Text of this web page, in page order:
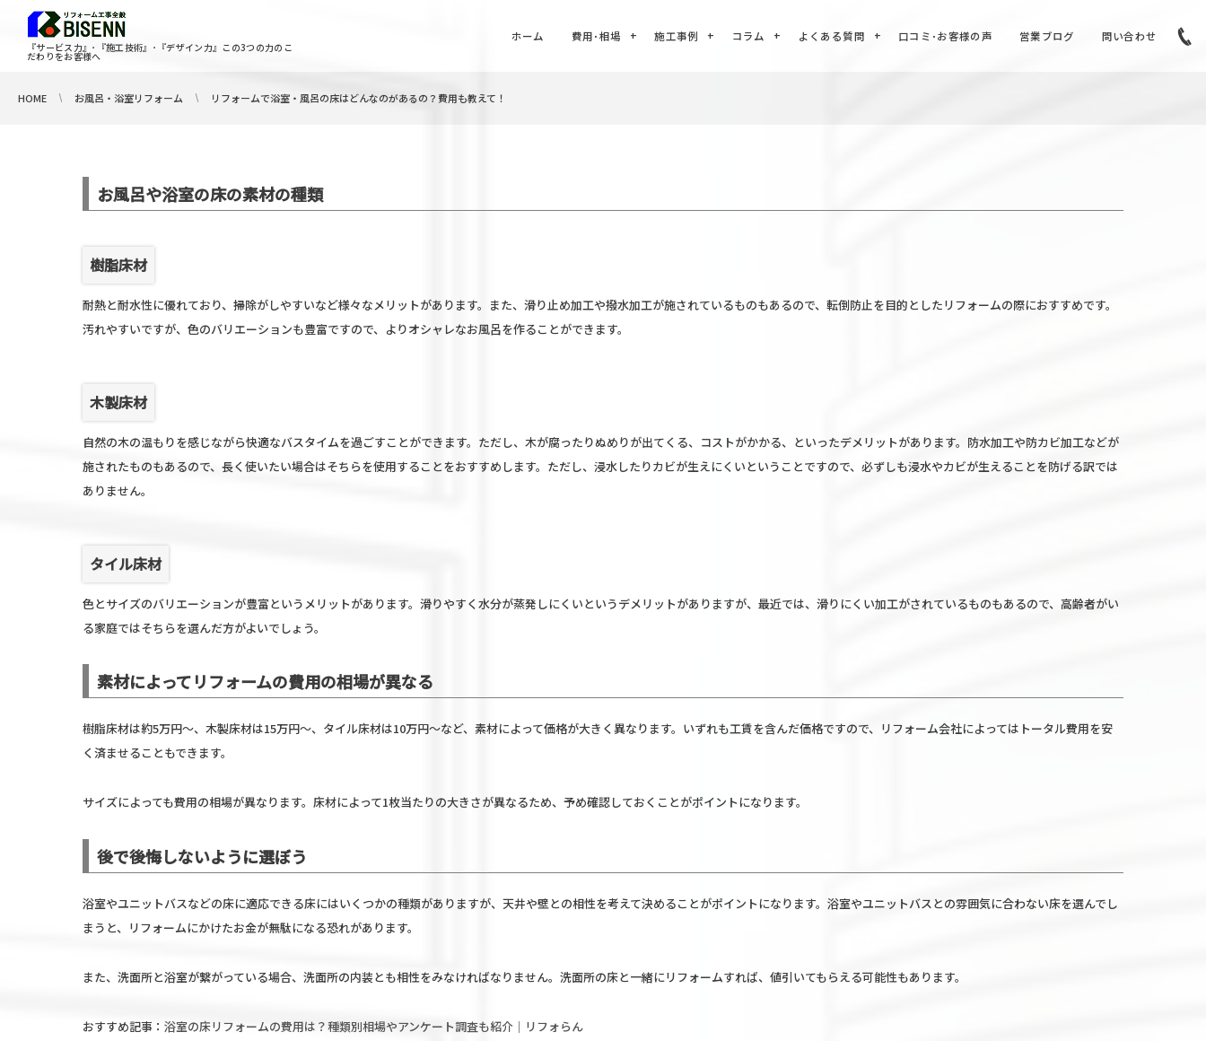
『サービス力』･『施工技術』･『デザイン力』この3つの力のこ
だわりをお客様へ
ホーム 費用･相場 施工事例 コラム よくある質問 口コミ･お客様の声 営業ブログ 問い合わせ
HOME お風呂・浴室リフォーム リフォームで浴室・風呂の床はどんなのがあるの？費用も教えて！
お風呂や浴室の床の素材の種類
樹脂床材
耐熱と耐水性に優れており、掃除がしやすいなど様々なメリットがあります。また、滑り止め加工や撥水加工が施されているものもあるので、転倒防止を目的としたリフォームの際におすすめです。
汚れやすいですが、色のバリエーションも豊富ですので、よりオシャレなお風呂を作ることができます。
木製床材
自然の木の温もりを感じながら快適なバスタイムを過ごすことができます。ただし、木が腐ったりぬめりが出てくる、コストがかかる、といったデメリットがあります。防水加工や防カビ加工などが
施されたものもあるので、長く使いたい場合はそちらを使用することをおすすめします。ただし、浸水したりカビが生えにくいということですので、必ずしも浸水やカビが生えることを防げる訳では
ありません。
タイル床材
色とサイズのバリエーションが豊富というメリットがあります。滑りやすく水分が蒸発しにくいというデメリットがありますが、最近では、滑りにくい加工がされているものもあるので、高齢者がい
る家庭ではそちらを選んだ方がよいでしょう。
素材によってリフォームの費用の相場が異なる
樹脂床材は約5万円～、木製床材は15万円～、タイル床材は10万円～など、素材によって価格が大きく異なります。いずれも工賃を含んだ価格ですので、リフォーム会社によってはトータル費用を安
く済ませることもできます。
サイズによっても費用の相場が異なります。床材によって1枚当たりの大きさが異なるため、予め確認しておくことがポイントになります。
後で後悔しないように選ぼう
浴室やユニットバスなどの床に適応できる床にはいくつかの種類がありますが、天井や壁との相性を考えて決めることがポイントになります。浴室やユニットバスとの雰囲気に合わない床を選んでし
まうと、リフォームにかけたお金が無駄になる恐れがあります。
また、洗面所と浴室が繋がっている場合、洗面所の内装とも相性をみなければなりません。洗面所の床と一緒にリフォームすれば、値引いてもらえる可能性もあります。
おすすめ記事： 浴室の床リフォームの費用は？種類別相場やアンケート調査も紹介｜リフォらん